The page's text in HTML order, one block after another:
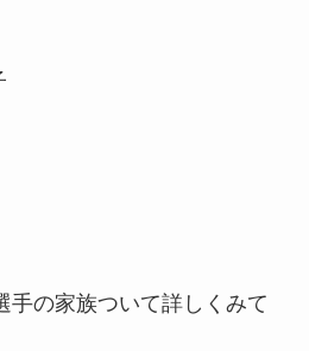
手の家族ついて詳しくみて